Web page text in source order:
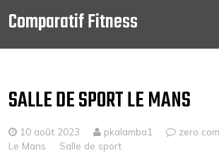
content
Comparatif Fitness
SALLE DE SPORT LE MANS
10 août 2023 pkalamba1 zero
Le Mans
Salle de sport